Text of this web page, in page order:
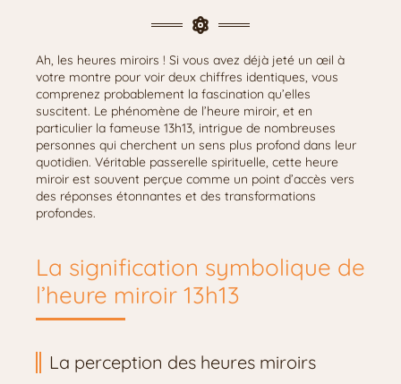
Ah, les heures miroirs ! Si vous avez déjà jeté un œil à
votre montre pour voir deux chiffres identiques, vous
comprenez probablement la fascination qu’elles
suscitent. Le phénomène de l’heure miroir, et en
particulier la fameuse 13h13, intrigue de nombreuses
personnes qui cherchent un sens plus profond dans leur
quotidien. Véritable passerelle spirituelle, cette heure
miroir est souvent perçue comme un point d’accès vers
des réponses étonnantes et des transformations
profondes.
La signification symbolique de
l’heure miroir 13h13
La perception des heures miroirs